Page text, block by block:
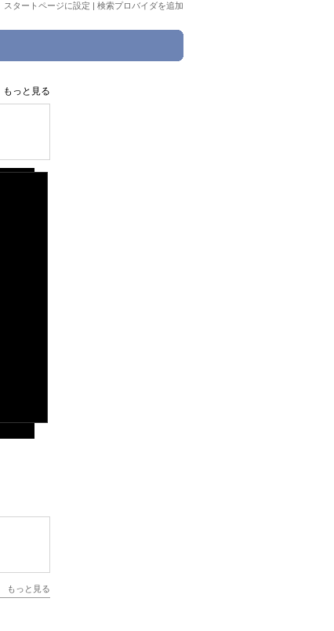
スタートページに設定 | 検索プロバイダを追加
もっと見る
もっと見る